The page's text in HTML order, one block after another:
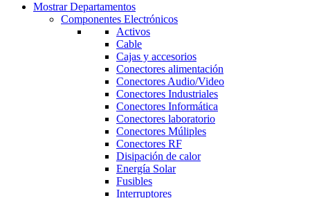
Mostrar Departamentos
Componentes Electrónicos
Activos
Cable
Cajas y accesorios
Conectores alimentación
Conectores Audio/Video
Conectores Industriales
Conectores Informática
Conectores laboratorio
Conectores Múliples
Conectores RF
Disipación de calor
Energía Solar
Fusibles
Interruptores